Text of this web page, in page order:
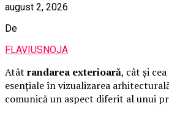
august 2, 2026
De
FLAVIUSNOJA
Atât randarea exterioară, cât și cea
esențiale în vizualizarea
comunică un aspect diferit al unui